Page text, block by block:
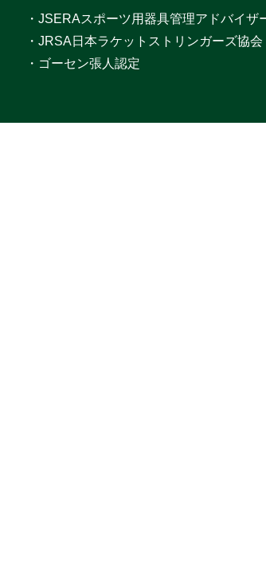
・JSERAスポーツ用器具管理アドバイザ
・JRSA日本ラケットストリンガーズ協
・ゴーセン張人認定